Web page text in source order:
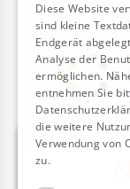
Diese Website
sind kleine
Endgerät
Analyse der
ermöglichen.
entnehmen Sie
die weitere
Verwendung von
zu.